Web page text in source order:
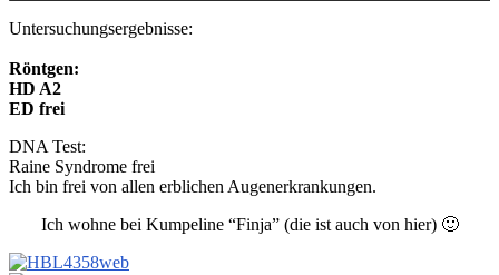
Untersuchungsergebnisse:
Röntgen:
HD A2
ED frei
DNA Test:
Raine Syndrome frei
Ich bin frei von allen erblichen Augenerkrankungen.
Ich wohne bei Kumpeline “Finja” (die ist auch von hier) 🙂